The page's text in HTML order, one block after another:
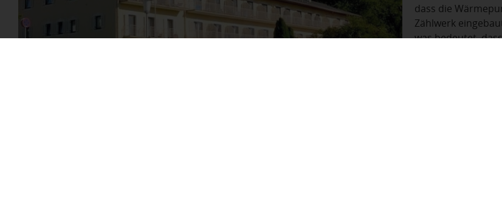
dass die
Zählwerk
was bedeutet,